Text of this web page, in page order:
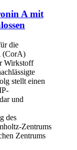
A mit
die
(CorA)
Wirkstoff
stellt einen
und
des
Zentrums
Zentrums